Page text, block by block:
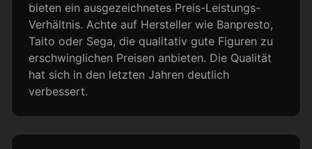
bieten ein ausgezeichnetes Preis-Leistungs-
Verhältnis. Achte auf Hersteller wie Banpresto,
Taito oder Sega, die qualitativ gute Figuren zu
erschwinglichen Preisen anbieten. Die Qualität
hat sich in den letzten Jahren deutlich
verbessert.